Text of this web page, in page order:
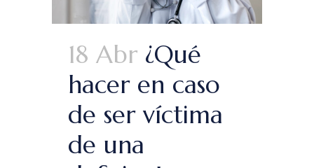
18 Abr ¿Qué
hacer en caso
de ser víctima
de una